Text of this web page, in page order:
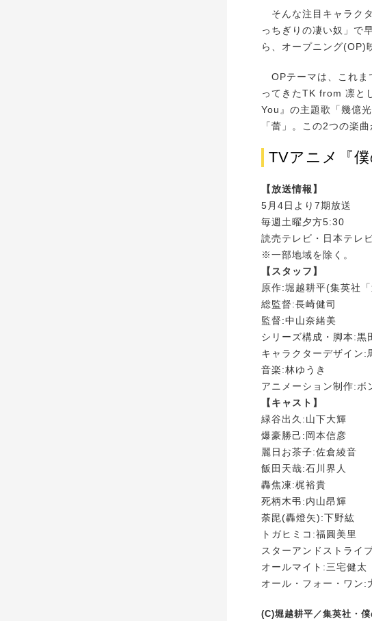
そんな注目キャラク
っちぎりの凄い奴」で
ら、オープニング(OP)
OPテーマは、これま
ってきたTK from 凛と
You』の主題歌「幾億
「蕾」。この2つの楽
TVアニメ『
【放送情報】
5月4日より7期放送
毎週土曜夕方5:30
読売テレビ・日本テレ
※一部地域を除く。
【スタッフ】
原作:堀越耕平(集英社
総監督:長崎健司
監督:中山奈緒美
シリーズ構成・脚本:黒
キャラクターデザイン:
音楽:林ゆうき
アニメーション制作:ボ
【キャスト】
緑谷出久:山下大輝
爆豪勝己:岡本信彦
麗日お茶子:佐倉綾音
飯田天哉:石川界人
轟焦凍:梶裕貴
死柄木弔:内山昂輝
荼毘(轟燈矢):下野紘
トガヒミコ:福圓美里
スターアンドストライ
オールマイト:三宅健太
オール・フォー・ワン:
(C)堀越耕平／集英社・